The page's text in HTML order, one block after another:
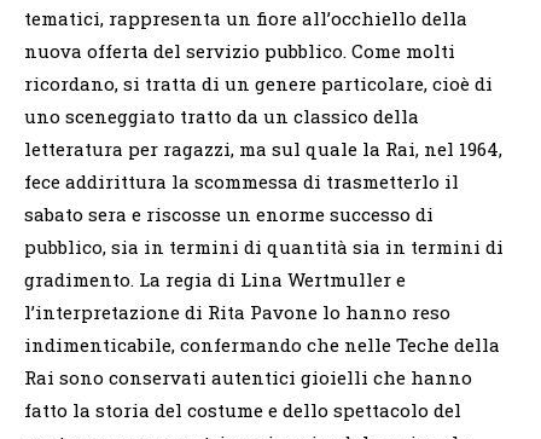
tematici, rappresenta un fiore all’occhiello della
nuova offerta del servizio pubblico. Come molti
ricordano, si tratta di un genere particolare, cioè di
uno sceneggiato tratto da un classico della
letteratura per ragazzi, ma sul quale la Rai, nel 1964,
fece addirittura la scommessa di trasmetterlo il
sabato sera e riscosse un enorme successo di
pubblico, sia in termini di quantità sia in termini di
gradimento. La regia di Lina Wertmuller e
l’interpretazione di Rita Pavone lo hanno reso
indimenticabile, confermando che nelle Teche della
Rai sono conservati autentici gioielli che hanno
fatto la storia del costume e dello spettacolo del